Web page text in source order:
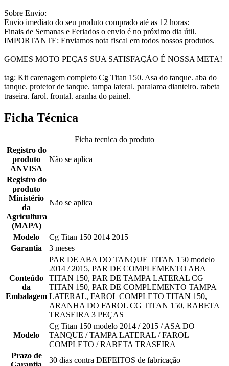
Sobre Envio:
Envio imediato do seu produto comprado até as 12 horas:
Finais de Semanas e Feriados o envio é no próximo dia útil.
IMPORTANTE: Enviamos nota fiscal em todos nossos produtos.
GOMES MOTO PEÇAS SUA SATISFAÇÃO É NOSSA META!
tag: Kit carenagem completo Cg Titan 150. Asa do tanque. aba do
tanque. protetor de tanque. tampa lateral. paralama dianteiro. rabeta
traseira. farol. frontal. aranha do painel.
Ficha Técnica
Ficha tecnica do produto
Registro do
produto
ANVISA
Não se aplica
Registro do
produto
Ministério
da
Agricultura
(MAPA)
Não se aplica
Modelo
Cg Titan 150 2014 2015
Garantia
3 meses
Conteúdo
da
Embalagem
PAR DE ABA DO TANQUE TITAN 150 modelo
2014 / 2015, PAR DE COMPLEMENTO ABA
TITAN 150, PAR DE TAMPA LATERAL CG
TITAN 150, PAR DE COMPLEMENTO TAMPA
LATERAL, FAROL COMPLETO TITAN 150,
ARANHA DO FAROL CG TITAN 150, RABETA
TRASEIRA 3 PEÇAS
Modelo
Cg Titan 150 modelo 2014 / 2015 / ASA DO
TANQUE / TAMPA LATERAL / FAROL
COMPLETO / RABETA TRASEIRA
Prazo de
30 dias contra DEFEITOS de fabricação